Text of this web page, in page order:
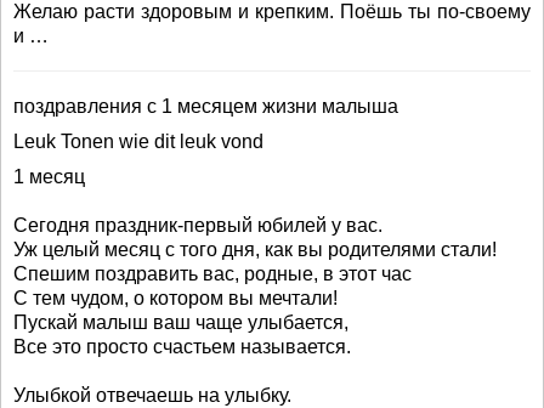
Желаю расти здоровым и крепким. Поёшь ты по-своему
и …
поздравления с 1 месяцем жизни малыша
Leuk Tonen wie dit leuk vond
1 месяц
Сегодня праздник-первый юбилей у вас.
Уж целый месяц с того дня, как вы родителями стали!
Спешим поздравить вас, родные, в этот час
С тем чудом, о котором вы мечтали!
Пускай малыш ваш чаще улыбается,
Все это просто счастьем называется.
Улыбкой отвечаешь на улыбку.